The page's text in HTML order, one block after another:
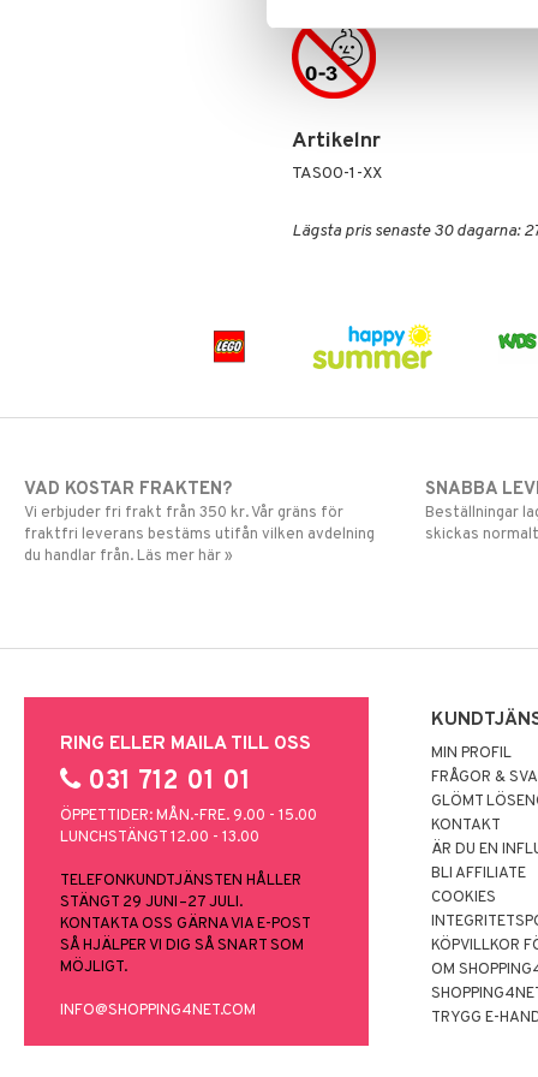
Artikelnr
TAS00-1-XX
Lägsta pris senaste 30 dagarna:
VAD KOSTAR FRAKTEN?
Vi erbjuder fri frakt från 350 kr. Vår gräns för
fraktfri leverans bestäms utifån vilken avdelning
du handlar från. Läs mer här »
SNABBA
Beställningar
skickas
RING ELLER MAILA TILL OSS
031 712 01 01
ÖPPETTIDER: MÅN.-FRE. 9.00 - 15.00
LUNCHSTÄNGT 12.00 - 13.00
TELEFONKUNDTJÄNSTEN HÅLLER
STÄNGT 29 JUNI–27 JULI.
KONTAKTA OSS GÄRNA VIA E-POST
SÅ HJÄLPER VI DIG SÅ SNART SOM
MÖJLIGT.
INFO@SHOPPING4NET.COM
MIN PROFIL
FRÅGOR &
GLÖMT
KONTAKT
ÄR DU EN
BLI AFFILIATE
COOKIES
KÖPVILLKOR
OM
TRYGG E-